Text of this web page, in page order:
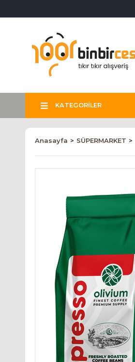
KATEGORİLER
Anasayfa SÜPERMARKET